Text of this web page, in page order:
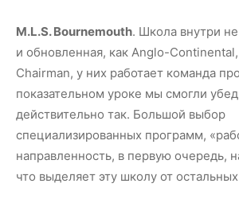
M.L.S. Bournemouth. Школа внутри
и обновленная, как Anglo-Continental,
Chairman, у них работает команда
показательном уроке мы смогли
действительно так. Большой выбор
специализированных программ,
направленность, в первую очередь,
что выделяет эту школу от